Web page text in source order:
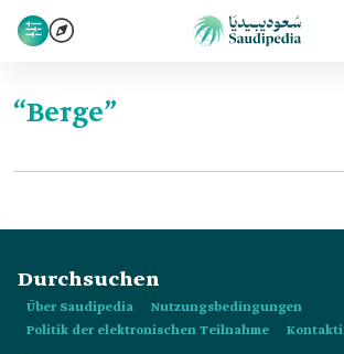
“Berge”
Durchsuchen
Über Saudipedia
Nutzungsbedingungen
Politik der elektronischen Teilnahme